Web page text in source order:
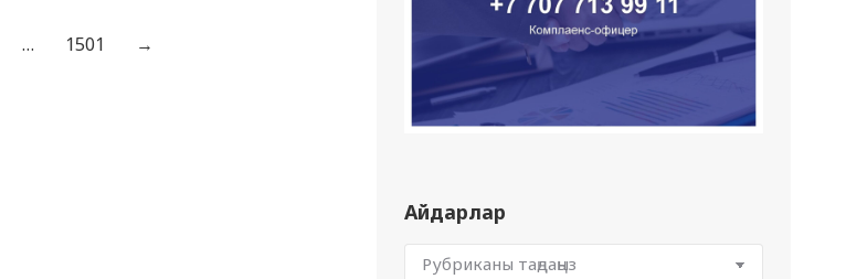
құрылу және даму
… 1501 →
Айдарлар